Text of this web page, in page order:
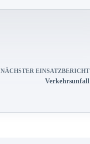
NÄCHSTER EINSATZBERICHT
Verkehrsunfall